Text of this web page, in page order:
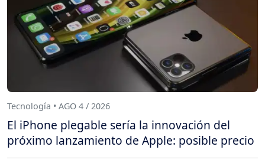
Tecnología • AGO 4 / 2026
El iPhone plegable sería la innovación del
próximo lanzamiento de Apple: posible precio